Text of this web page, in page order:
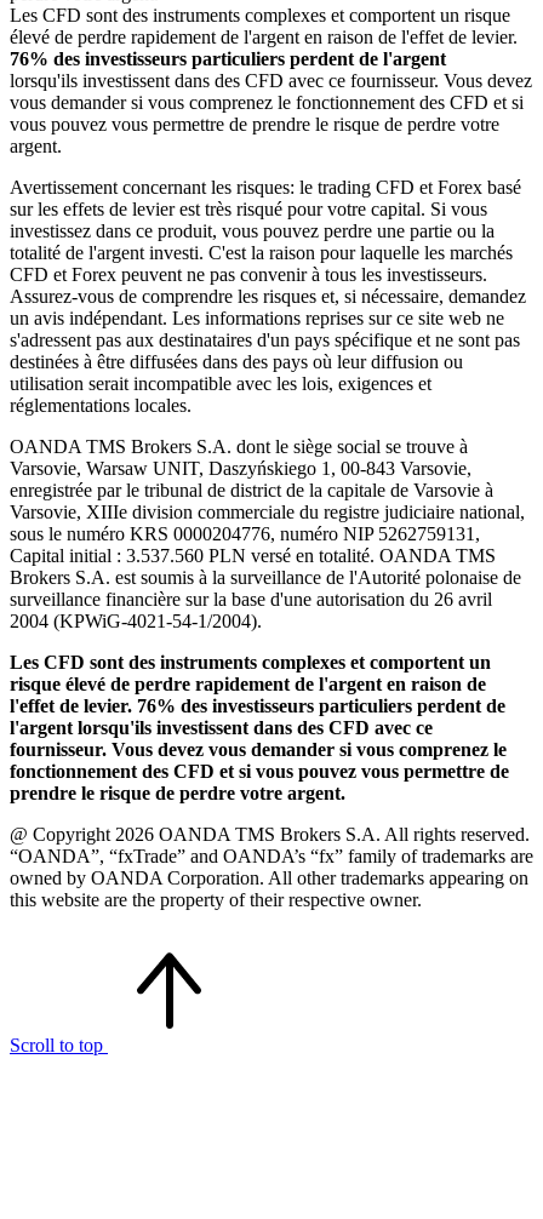
Les CFD sont des instruments complexes et comportent un risque
élevé de perdre rapidement de l'argent en raison de l'effet de levier.
76% des investisseurs particuliers perdent de l'argent
lorsqu'ils investissent dans des CFD avec ce fournisseur. Vous devez
vous demander si vous comprenez le fonctionnement des CFD et si
vous pouvez vous permettre de prendre le risque de perdre votre
argent.
Avertissement concernant les risques: le trading CFD et Forex basé
sur les effets de levier est très risqué pour votre capital. Si vous
investissez dans ce produit, vous pouvez perdre une partie ou la
totalité de l'argent investi. C'est la raison pour laquelle les marchés
CFD et Forex peuvent ne pas convenir à tous les investisseurs.
Assurez-vous de comprendre les risques et, si nécessaire, demandez
un avis indépendant. Les informations reprises sur ce site web ne
s'adressent pas aux destinataires d'un pays spécifique et ne sont pas
destinées à être diffusées dans des pays où leur diffusion ou
utilisation serait incompatible avec les lois, exigences et
réglementations locales.
OANDA TMS Brokers S.A. dont le siège social se trouve à
Varsovie, Warsaw UNIT, Daszyńskiego 1, 00-843 Varsovie,
enregistrée par le tribunal de district de la capitale de Varsovie à
Varsovie, XIIIe division commerciale du registre judiciaire national,
sous le numéro KRS 0000204776, numéro NIP 5262759131,
Capital initial : 3.537.560 PLN versé en totalité. OANDA TMS
Brokers S.A. est soumis à la surveillance de l'Autorité polonaise de
surveillance financière sur la base d'une autorisation du 26 avril
2004 (KPWiG-4021-54-1/2004).
Les CFD sont des instruments complexes et comportent un
risque élevé de perdre rapidement de l'argent en raison de
l'effet de levier. 76% des investisseurs particuliers perdent de
l'argent lorsqu'ils investissent dans des CFD avec ce
fournisseur. Vous devez vous demander si vous comprenez le
fonctionnement des CFD et si vous pouvez vous permettre de
prendre le risque de perdre votre argent.
@ Copyright 2026 OANDA TMS Brokers S.A. All rights reserved.
“OANDA”, “fxTrade” and OANDA’s “fx” family of trademarks are
owned by OANDA Corporation. All other trademarks appearing on
this website are the property of their respective owner.
Scroll to top